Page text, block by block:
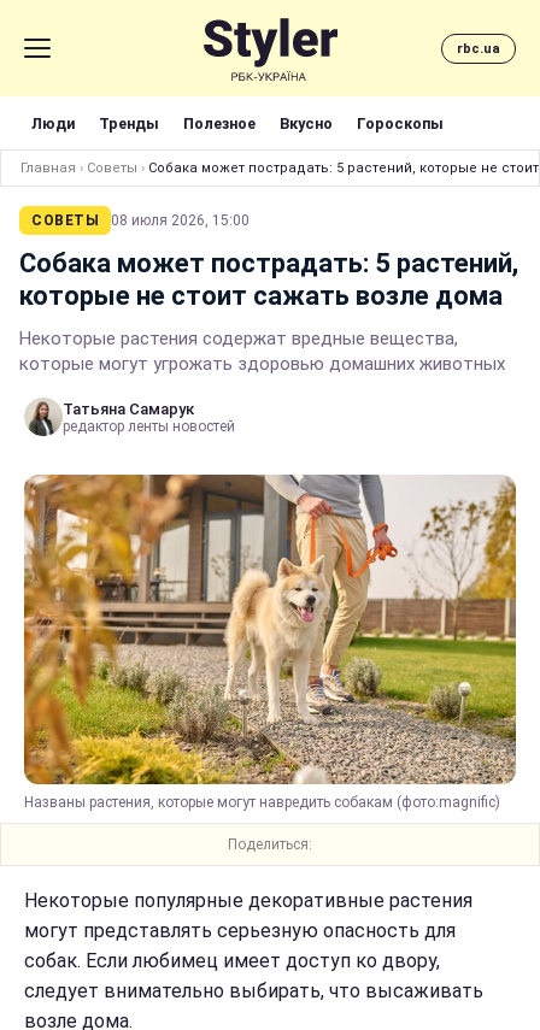
rbc.ua
Люди Тренды Полезное Вкусно Гороскопы
Главная › Советы › Собака может пострадать: 5 растений, которые не
СОВЕТЫ 08 июля 2026, 15:00
Собака может пострадать: 5 растений,
которые не стоит сажать возле дома
Некоторые растения содержат вредные вещества,
которые могут угрожать здоровью домашних животных
Татьяна Самарук
редактор ленты новостей
Названы растения, которые могут навредить собакам (фото:magnific)
Поделиться:
Некоторые популярные декоративные растения
могут представлять серьезную опасность для
собак. Если любимец имеет доступ ко двору,
следует внимательно выбирать, что высаживать
возле дома.